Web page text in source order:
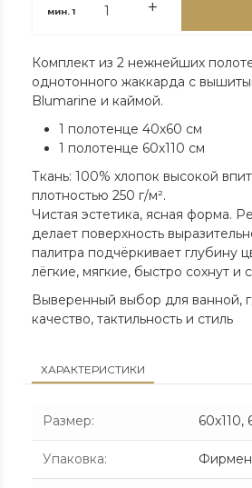
мин.1
Комплект из 2 нежнейших
однотонного жаккарда с
Blumarine и каймой.
1 полотенце 40х60 см
1 полотенце 60х110 см
Ткань: 100% хлопок высокой
плотностью 250 г/м².
Чистая эстетика, ясная форма.
делает поверхность
палитра подчёркивает глубину
лёгкие, мягкие, быстро сохнут и
Выверенный выбор для ванной,
качество, тактильность и стиль
ХАРАКТЕРИСТИКИ
Размер: 60x110,
Упаковка: